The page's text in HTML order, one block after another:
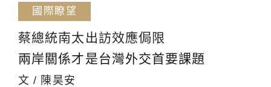
國際瞭望
蔡總統南太出訪效應侷限
兩岸關係才是台灣外交首要課題
文 / 陳昊安